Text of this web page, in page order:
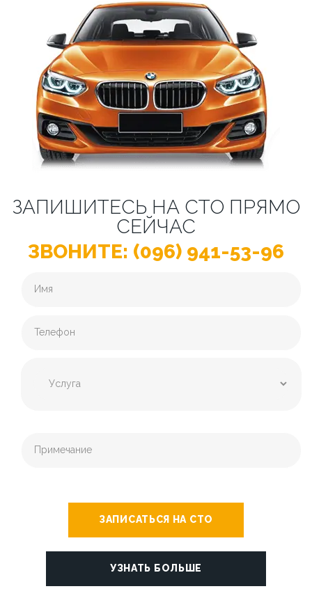
ЗАПИШИТЕСЬ НА СТО ПРЯМО
СЕЙЧАС
ЗВОНИТЕ: (096) 941-53-96
ЗАПИСАТЬСЯ НА СТО
УЗНАТЬ БОЛЬШЕ